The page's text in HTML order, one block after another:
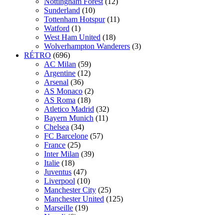
Sunderland (10)
Tottenham Hotspur (11)
Watford (1)
West Ham United (18)
Wolverhampton Wanderers (3)
RÉTRO (696)
AC Milan (59)
Argentine (12)
Arsenal (36)
AS Monaco (2)
AS Roma (18)
Atletico Madrid (32)
Bayern Munich (11)
Chelsea (34)
FC Barcelone (57)
France (25)
Inter Milan (39)
Italie (18)
Juventus (47)
Liverpool (10)
Manchester City (25)
Manchester United (125)
Marseille (19)